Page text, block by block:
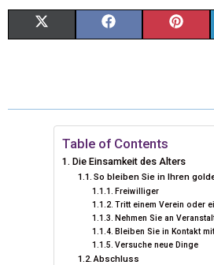
W E
O
O
K
T
S
T
Table of Contents
Die Einsamkeit des Alters
So bleiben Sie in Ihren
Freiwilliger
Tritt einem Verein oder
Nehmen Sie an
Bleiben Sie in Kontakt
Versuche neue Dinge
Abschluss